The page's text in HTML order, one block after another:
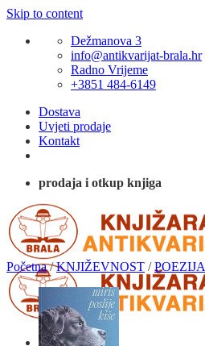
Skip to content
Dežmanova 3
info@antikvarijat-brala.hr
Radno Vrijeme
+3851 484-6149
Dostava
Uvjeti prodaje
Kontakt
prodaja i otkup knjiga
Početna / KNJIŽEVNOST / POEZIJA